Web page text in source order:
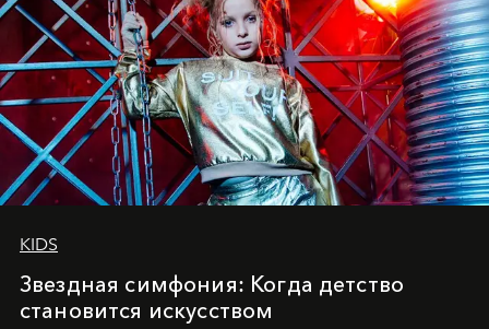
KIDS
Звездная симфония: Когда детство
становится искусством